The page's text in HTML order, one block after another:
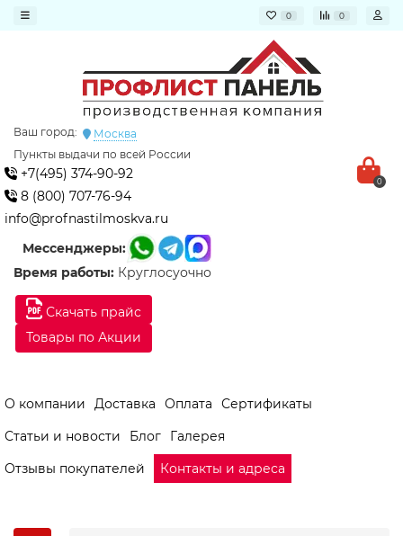
0 0
Скачать прайс
Товары по Акции
Ваш город:
Москва
Пункты выдачи по всей России
+7(495) 374-90-92
8 (800) 707-76-94
info@profnastilmoskva.ru
Мессенджеры:
Время работы: Круглосуочно
0
О компании Доставка Оплата
Сертификаты
Статьи и новости
Блог
Галерея
Отзывы покупателей
Контакты и адреса